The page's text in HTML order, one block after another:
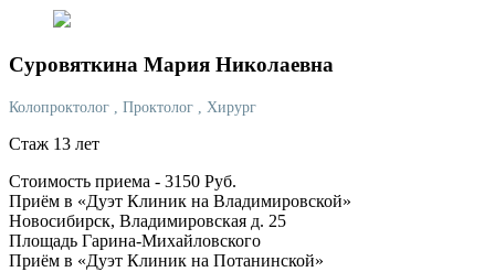
Суровяткина Мария Николаевна
Колопроктолог , Проктолог , Хирург
Стаж 13 лет
Стоимость приема - 3150 Руб.
Приём в «Дуэт Клиник на Владимировской»
Новосибирск, Владимировская д. 25
Площадь Гарина-Михайловского
Приём в «Дуэт Клиник на Потанинской»